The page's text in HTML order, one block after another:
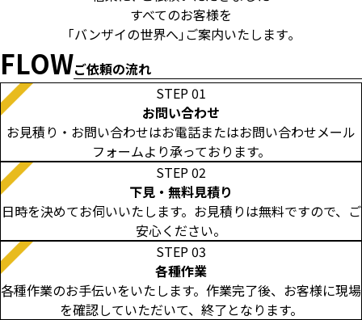
すべてのお客様を
｢バンザイの世界へ｣ご案内いたします｡
FLOWご依頼の流れ
STEP 01
お問い合わせ
お見積り・お問い合わせはお電話またはお問い合わせメール
フォームより承っております。
STEP 02
下見・無料見積り
日時を決めてお伺いいたします。お見積りは無料ですので、ご
安心ください。
STEP 03
各種作業
各種作業のお手伝いをいたします。作業完了後、お客様に現場
を確認していただいて、終了となります。